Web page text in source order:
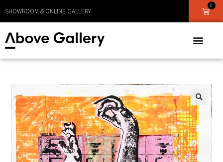
SHOWROOM & ONLINE GALLERY
0
🔍